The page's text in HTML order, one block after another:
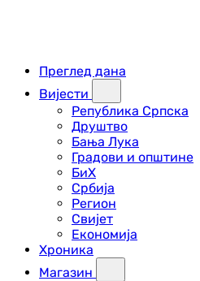
Преглед дана
Вијести
Република Српска
Друштво
Бања Лука
Градови и општине
БиХ
Србија
Регион
Свијет
Економија
Хроника
Магазин